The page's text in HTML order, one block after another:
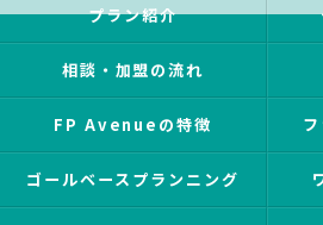
プラン紹介
相談・加盟の流れ
FP Avenueの特徴
ゴールベースプランニング